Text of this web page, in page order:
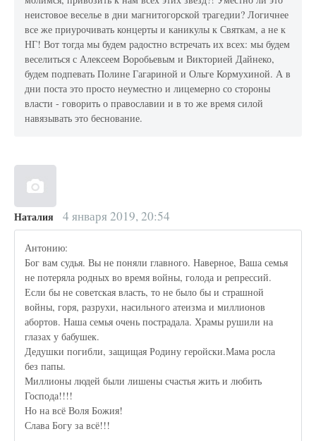
неистовое веселье в дни магнитогорской трагедии? Логичнее
все же приурочивать концерты и каникулы к Святкам, а не к
НГ! Вот тогда мы будем радостно встречать их всех: мы будем
веселиться с Алексеем Воробьевым и Викторией Дайнеко,
будем подпевать Полине Гагариной и Ольге Кормухиной. А в
дни поста это просто неуместно и лицемерно со стороны
власти - говорить о православии и в то же время силой
навязывать это беснование.
Наталия 4 января 2019, 20:54
Антонию:
Бог вам судья. Вы не поняли главного. Наверное, Ваша семья
не потеряла родных во время войны, голода и репрессий.
Если бы не советская власть, то не было бы и страшной
войны, горя, разрухи, насильного атеизма и миллионов
абортов. Наша семья очень пострадала. Храмы рушили на
глазах у бабушек.
Дедушки погибли, защищая Родину геройски.Мама росла
без папы.
Миллионы людей были лишены счастья жить и любить
Господа!!!!
Но на всё Воля Божия!
Слава Богу за всё!!!